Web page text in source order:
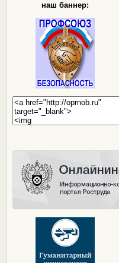
наш баннер: